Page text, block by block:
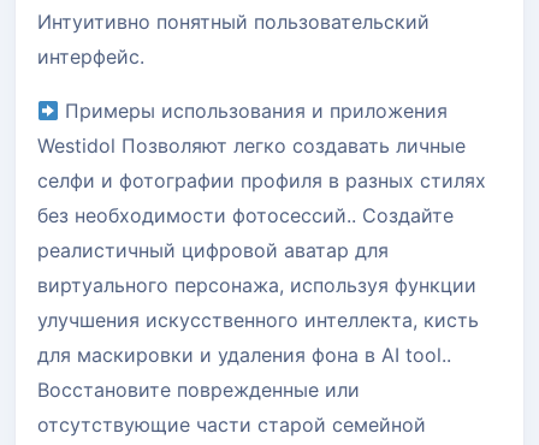
Интуитивно понятный пользовательский
интерфейс.
Примеры использования и приложения
Westidol Позволяют легко создавать личные
селфи и фотографии профиля в разных стилях
без необходимости фотосессий.. Создайте
реалистичный цифровой аватар для
виртуального персонажа, используя функции
улучшения искусственного интеллекта, кисть
для маскировки и удаления фона в AI tool..
Восстановите поврежденные или
отсутствующие части старой семейной